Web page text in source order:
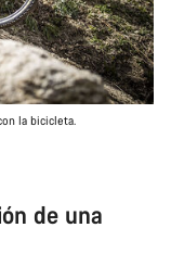
la bicicleta.
de una